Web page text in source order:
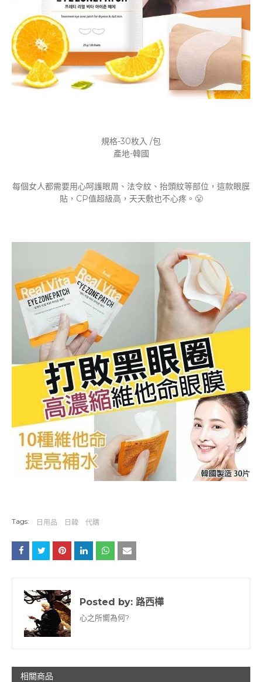
規格-30枚入 /包
產地-韓國
每個女人都需要用心呵護眼周、法令紋、抬頭紋等部位，這款眼膜
貼，CP值超級高，天天敷也不心疼。😤
Tags: 日用品 日韓 代購
Posted by: 路西樺
心之所嚮為何?
相關商品